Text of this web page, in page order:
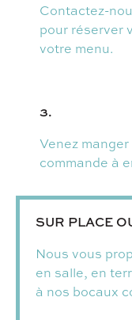
Contactez-
pour réserver
votre menu.
3.
Venez
commande à
SUR PLACE
Nous vous
en salle, en
à nos bocaux